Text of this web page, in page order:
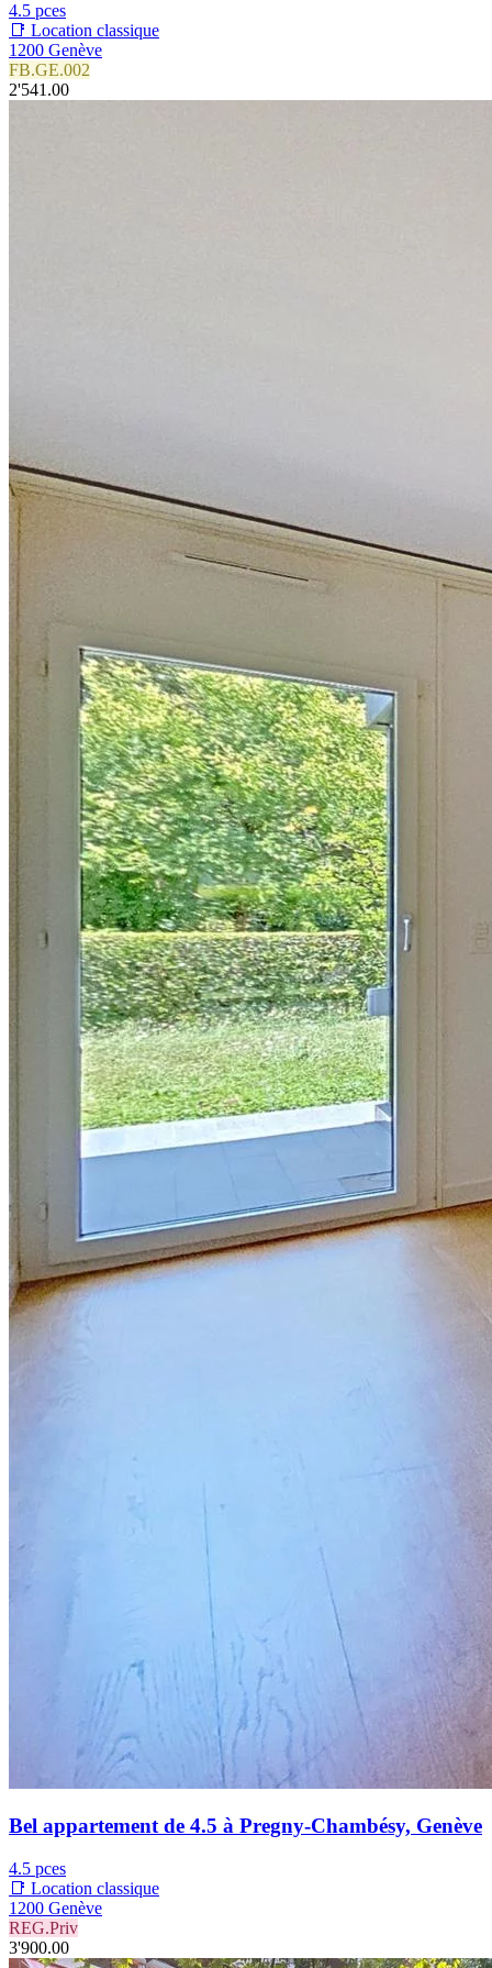
4.5 pces
📑 Location classique
1200 Genève
FB.GE.002
2'541.00
Bel appartement de 4.5 à Pregny-Chambésy, Genève
4.5 pces
📑 Location classique
1200 Genève
REG.Priv
3'900.00